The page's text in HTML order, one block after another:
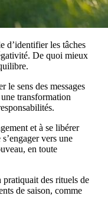
d’identifier les tâches
De quoi mieux
le sens des messages
transformation
et à se libérer
vers une
en toute
pratiquait des rituels de
de saison, comme